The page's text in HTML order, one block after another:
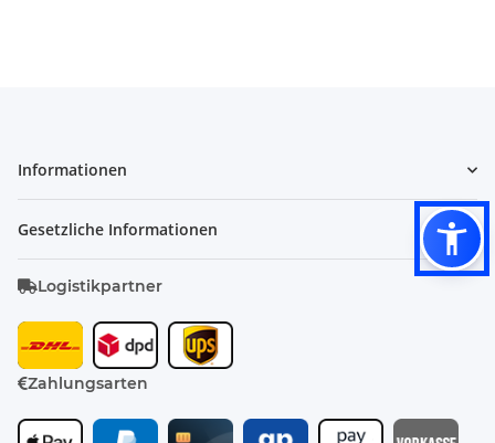
Informationen
Gesetzliche Informationen
Logistikpartner
Zahlungsarten